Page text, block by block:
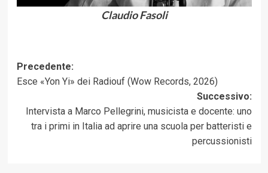
Claudio Fasoli
Navigazione
articolo
Precedente:
Esce «Yon Yi» dei Radiouf (Wow Records, 2026)
Successivo:
Intervista a Marco Pellegrini, musicista e docente: uno
tra i primi in Italia ad aprire una scuola per batteristi e
percussionisti